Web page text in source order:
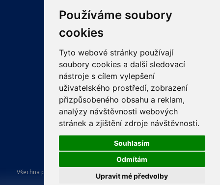
Používáme soubory
cookies
Tyto webové stránky používají
soubory cookies a další sledovací
nástroje s cílem vylepšení
uživatelského prostředí, zobrazení
přizpůsobeného obsahu a reklam,
analýzy návštěvnosti webových
stránek a zjištění zdroje návštěvnosti.
Souhlasím
Odmítám
Upravit mé předvolby
ODKAZY
PRO LÉKAŘE
PRO VEŘEJNOST
VZDĚLÁVÁNÍ
Všechna práva vyhrazena Česká lékařská komora. Tvorba a provoz
ISSA CZECH s.r.o..